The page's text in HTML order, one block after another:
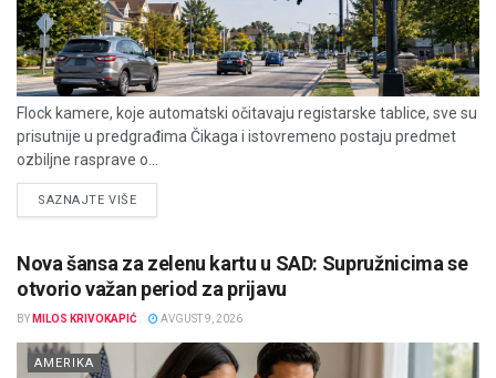
Flock kamere, koje automatski očitavaju registarske tablice, sve su
prisutnije u predgrađima Čikaga i istovremeno postaju predmet
ozbiljne rasprave o...
SAZNAJTE VIŠEDETAILS
Nova šansa za zelenu kartu u SAD: Supružnicima se
otvorio važan period za prijavu
BY MILOS KRIVOKAPIĆ AVGUST 9, 2026
AMERIKA